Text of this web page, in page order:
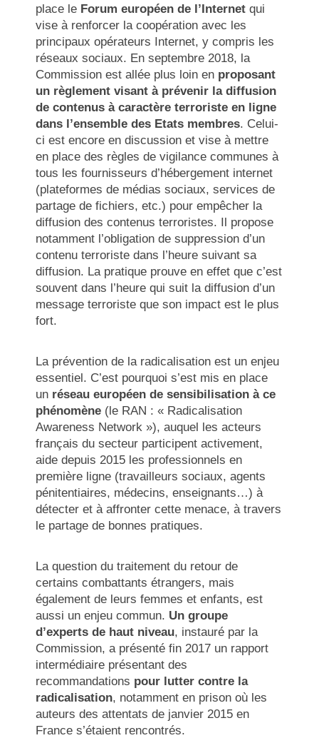
place le Forum européen de l’Internet qui
vise à renforcer la coopération avec les
principaux opérateurs Internet, y compris les
réseaux sociaux. En septembre 2018, la
Commission est allée plus loin en proposant
un règlement visant à prévenir la diffusion
de contenus à caractère terroriste en ligne
dans l’ensemble des Etats membres. Celui-
ci est encore en discussion et vise à mettre
en place des règles de vigilance communes à
tous les fournisseurs d’hébergement internet
(plateformes de médias sociaux, services de
partage de fichiers, etc.) pour empêcher la
diffusion des contenus terroristes. Il propose
notamment l’obligation de suppression d’un
contenu terroriste dans l’heure suivant sa
diffusion. La pratique prouve en effet que c’est
souvent dans l’heure qui suit la diffusion d’un
message terroriste que son impact est le plus
fort.
La prévention de la radicalisation est un enjeu
essentiel. C’est pourquoi s’est mis en place
un réseau européen de sensibilisation à ce
phénomène (le RAN : « Radicalisation
Awareness Network »), auquel les acteurs
français du secteur participent activement,
aide depuis 2015 les professionnels en
première ligne (travailleurs sociaux, agents
pénitentiaires, médecins, enseignants…) à
détecter et à affronter cette menace, à travers
le partage de bonnes pratiques.
La question du traitement du retour de
certains combattants étrangers, mais
également de leurs femmes et enfants, est
aussi un enjeu commun. Un groupe
d’experts de haut niveau, instauré par la
Commission, a présenté fin 2017 un rapport
intermédiaire présentant des
recommandations pour lutter contre la
radicalisation, notamment en prison où les
auteurs des attentats de janvier 2015 en
France s’étaient rencontrés.